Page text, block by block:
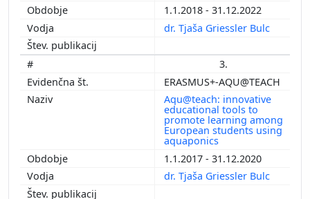
1.1.2018 - 31.12.2022
dr. Tjaša Griessler Bulc
3.
ERASMUS+-AQU@TEACH
Aqu@teach: innovative
educational tools to
promote learning among
European students using
aquaponics
1.1.2017 - 31.12.2020
dr. Tjaša Griessler Bulc